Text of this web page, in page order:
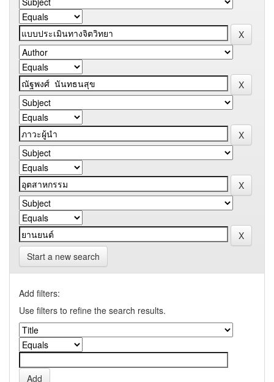
Start a new search
Add filters:
Use filters to refine the search results.